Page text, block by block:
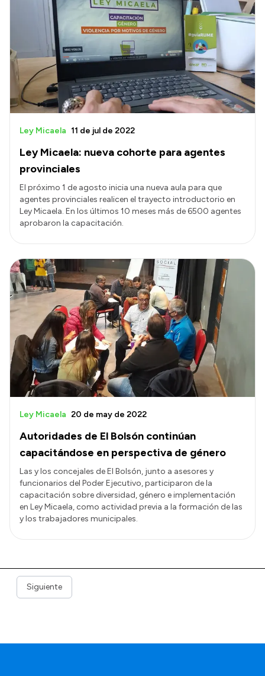
Ley Micaela: nueva cohorte para agentes
provinciales
Ley Micaela 11 de jul de 2022
El próximo 1 de agosto inicia una nueva aula para que
agentes provinciales realicen el trayecto introductorio en
Ley Micaela. En los últimos 10 meses más de 6500 agentes
aprobaron la capacitación.
Autoridades de El Bolsón continúan
capacitándose en perspectiva de género
Ley Micaela 20 de may de 2022
Las y los concejales de El Bolsón, junto a asesores y
funcionarios del Poder Ejecutivo, participaron de la
capacitación sobre diversidad, género e implementación
en Ley Micaela, como actividad previa a la formación de las
y los trabajadores municipales.
Siguiente